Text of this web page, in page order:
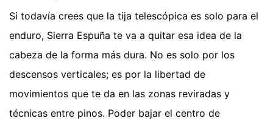
Si todavía crees que la tija telescópica es solo para el
enduro, Sierra Espuña te va a quitar esa idea de la
cabeza de la forma más dura. No es solo por los
descensos verticales; es por la libertad de
movimientos que te da en las zonas reviradas y
técnicas entre pinos. Poder bajar el centro de